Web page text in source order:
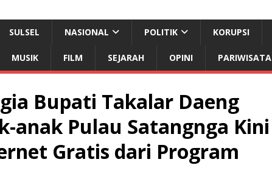
SULSEL NASIONAL POLITIK KORUPSI
MUSIK FILM SEJARAH OPINI PARIWISATA
Bupati Takalar Daeng
anak Pulau Satangnga Kini
Gratis dari Program